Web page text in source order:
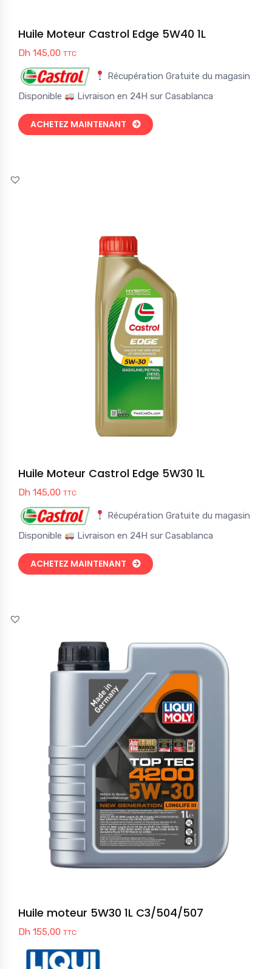
Huile Moteur Castrol Edge 5W40 1L
Dh 145,00 TTC
Récupération Gratuite du magasin
Disponible
Livraison en 24H sur Casablanca
ACHETEZ MAINTENANT
Huile Moteur Castrol Edge 5W30 1L
Dh 145,00 TTC
Récupération Gratuite du magasin
Disponible
Livraison en 24H sur Casablanca
ACHETEZ MAINTENANT
Huile moteur 5W30 1L C3/504/507
Dh 155,00 TTC